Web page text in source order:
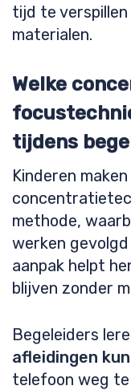
tijd te
materialen.
Welke
tijdens
Kinderen
methode,
werken
aanpak helpt
blijven zonder
Begeleiders
afleidingen
telefoon weg